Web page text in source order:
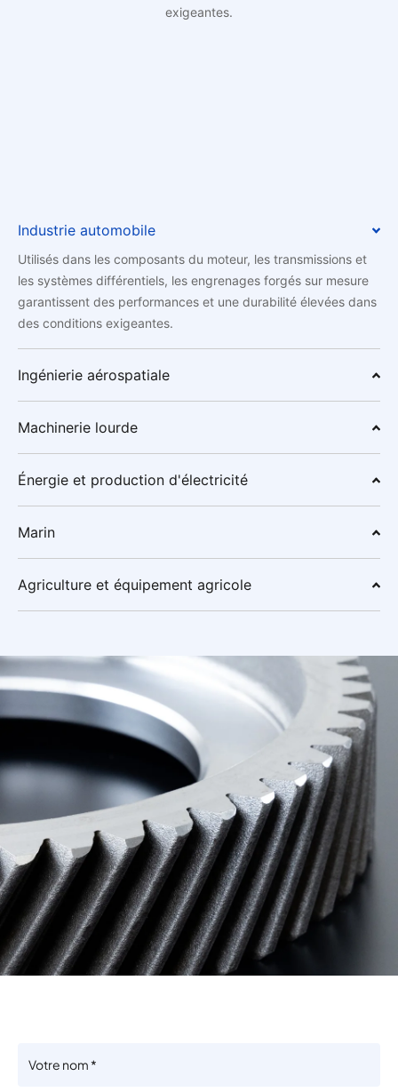
exigeantes.
Industrie automobile
Utilisés dans les composants du moteur, les transmissions et
les systèmes différentiels, les engrenages forgés sur mesure
garantissent des performances et une durabilité élevées dans
des conditions exigeantes.
Ingénierie aérospatiale
Machinerie lourde
Énergie et production d'électricité
Marin
Agriculture et équipement agricole